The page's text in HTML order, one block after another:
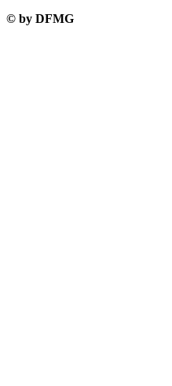
© by DFMG